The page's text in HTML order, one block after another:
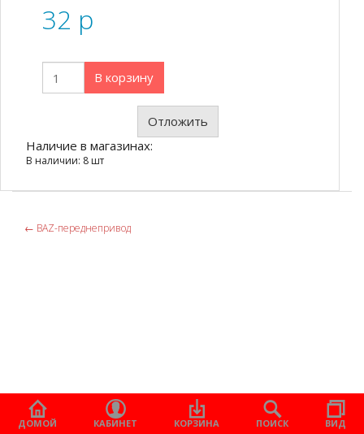
32 p
В корзину
Отложить
Наличие в магазинах:
В наличии: 8 шт
← ВАZ-переднепривод
ДОМОЙ КАБИНЕТ КОРЗИНА ПОИСК ВИД